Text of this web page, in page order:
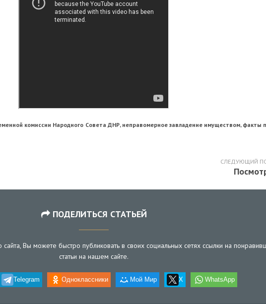
комиссии Народного Совета ДНР, неправомерное завладение имуществом, факты
СЛЕДУЮЩИЙ
ПОДЕЛИТЬСЯ СТАТЬЕЙ
Вы можете быстро публиковать в своих социальных сетях ссылки на
статьи на нашем сайте.
Telegram Одноклассники Мой Мир X WhatsApp